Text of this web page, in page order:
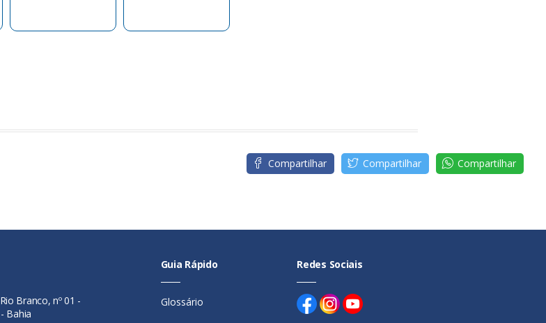
Compartilhar Compartilhar Compartilhar
Branco, nº 01 -
Bahia
Guia Rápido
Glossário
Redes Sociais